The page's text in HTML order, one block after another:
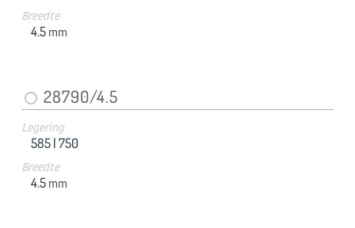
Breedte
4.5 mm
28790/4.5
Legering
585 |750
Breedte
4.5 mm